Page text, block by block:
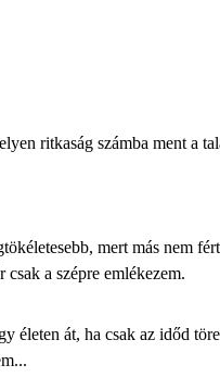
ritkaság számba ment a
mert más nem
csak a szépre emlékezem.
életen át, ha csak az időd